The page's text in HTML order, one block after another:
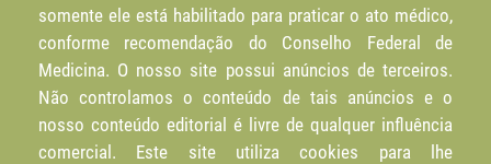
somente ele está habilitado para praticar o ato médico,
conforme recomendação do Conselho Federal de
Medicina. O nosso site possui anúncios de terceiros.
Não controlamos o conteúdo de tais anúncios e o
nosso conteúdo editorial é livre de qualquer influência
comercial. Este site utiliza cookies para lhe